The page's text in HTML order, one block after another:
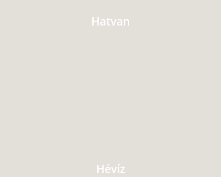
Hatvan
Hévíz